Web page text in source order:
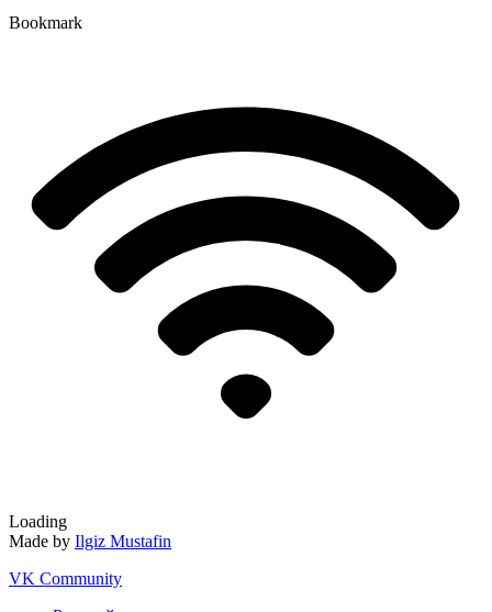
Bookmark
Loading
Made by Ilgiz Mustafin
VK Community